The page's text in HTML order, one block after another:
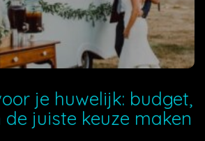
je huwelijk: budget,
juiste keuze maken